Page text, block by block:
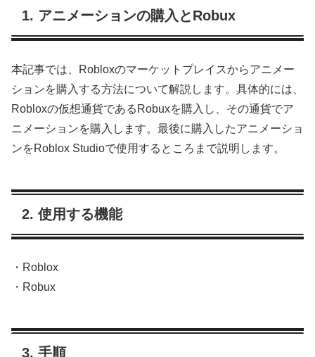
1. アニメーションの購入とRobux
本記事では、Robloxのマーケットプレイスからアニメー
ションを購入する方法について解説します。具体的には、
Robloxの仮想通貨であるRobuxを購入し、その通貨でア
ニメーションを購入します。最後に購入したアニメーショ
ンをRoblox Studioで使用するところまで説明します。
2. 使用する機能
・Roblox
・Robux
3. 手順